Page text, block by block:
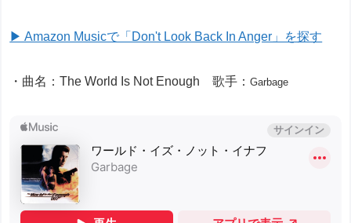
▶ Amazon Musicで「Don't Look Back In Anger」を探す
・曲名：The World Is Not Enough 歌手：Garbage